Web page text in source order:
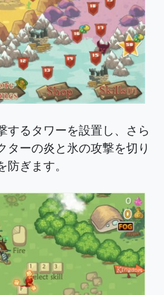
するタワーを設置し、さら
ターの炎と氷の攻撃を切り
ぎます。